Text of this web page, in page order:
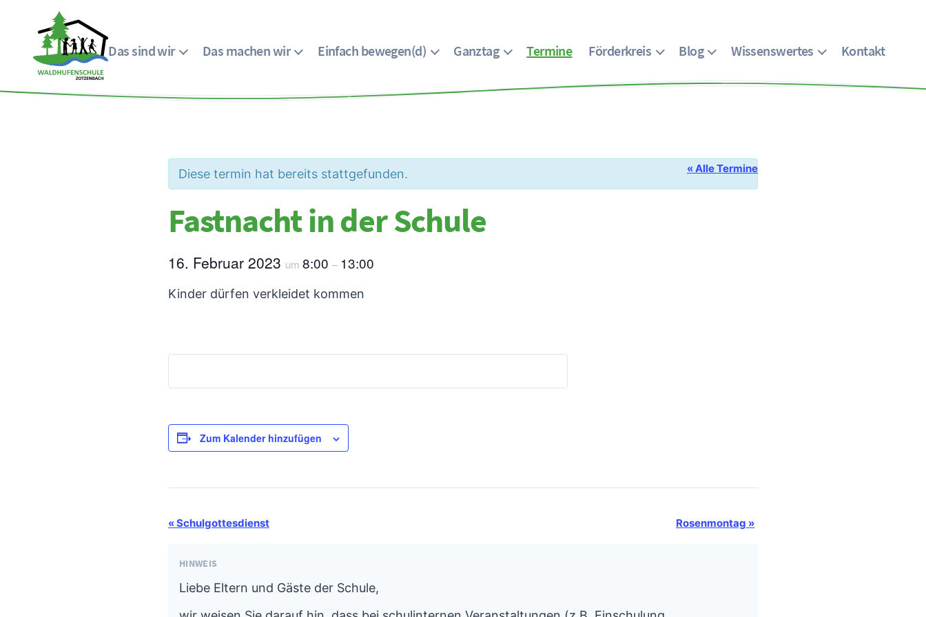
Waldhufenschule
Das sind wir Das machen wir Einfach bewegen(d) Ganztag Termine Förderkreis Blog Wissenswertes Kontakt
Menü
« Alle Termine
Diese termin hat bereits stattgefunden.
Fastnacht in der Schule
16. Februar 2023 um 8:00 – 13:00
Kinder dürfen verkleidet kommen
Zum Kalender hinzufügen
Termin-
«Schulgottesdienst Rosenmontag »
HINWEIS
Liebe Eltern und Gäste der Schule,